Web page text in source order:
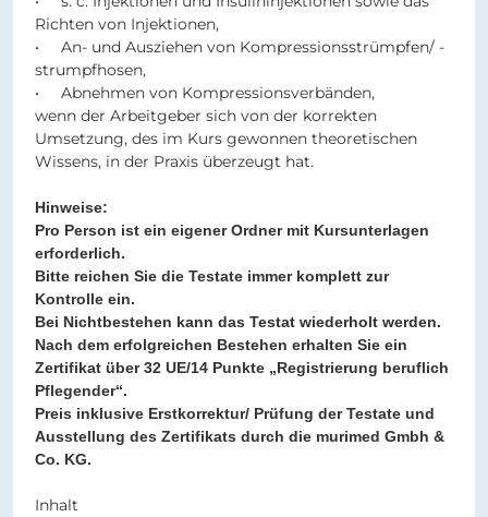
Richten von Injektionen,
• An- und Ausziehen von Kompressionsstrümpfen/ -
strumpfhosen,
• Abnehmen von Kompressionsverbänden,
wenn der Arbeitgeber sich von der korrekten
Umsetzung, des im Kurs gewonnen theoretischen
Wissens, in der Praxis überzeugt hat.
Hinweise:
Pro Person ist ein eigener Ordner mit Kursunterlagen
erforderlich.
Bitte reichen Sie die Testate immer komplett zur
Kontrolle ein.
Bei Nichtbestehen kann das Testat wiederholt werden.
Nach dem erfolgreichen Bestehen erhalten Sie ein
Zertifikat über 32 UE/14 Punkte „Registrierung beruflich
Pflegender“.
Preis inklusive Erstkorrektur/ Prüfung der Testate und
Ausstellung des Zertifikats durch die murimed Gmbh &
Co. KG.
Inhalt